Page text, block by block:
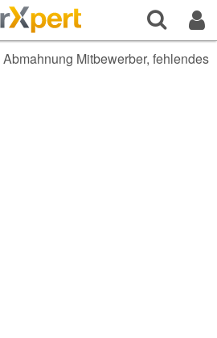
Abmahnung Mitbewerber, fehlendes